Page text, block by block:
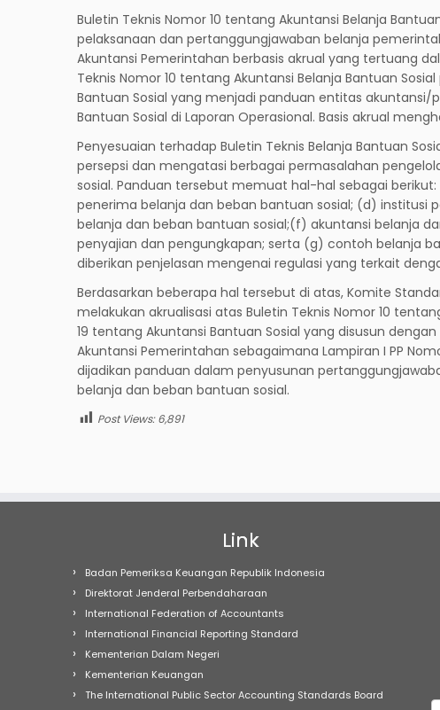
Buletin Teknis Nomor 10 tentang Akuntansi Belanja
pelaksanaan dan pertanggungjawaban belanja
Akuntansi Pemerintahan berbasis akrual yang tertuang
Teknis Nomor 10 tentang Akuntansi Belanja Bantuan
Bantuan Sosial yang menjadi panduan entitas
Bantuan Sosial di Laporan Operasional. Basis akrual
Penyesuaian terhadap Buletin Teknis Belanja Bantuan
persepsi dan mengatasi berbagai permasalahan
sosial. Panduan tersebut memuat hal-hal sebagai
penerima belanja dan beban bantuan sosial; (d) institusi
belanja dan beban bantuan sosial;(f) akuntansi belanja
penyajian dan pengungkapan; serta (g) contoh belanja
diberikan penjelasan mengenai regulasi yang terkait
Berdasarkan beberapa hal tersebut di atas, Komite
melakukan akrualisasi atas Buletin Teknis Nomor 10
19 tentang Akuntansi Bantuan Sosial yang disusun
Akuntansi Pemerintahan sebagaimana Lampiran I PP
dijadikan panduan dalam penyusunan
belanja dan beban bantuan sosial.
Post Views: 6,891
Link
Badan Pemeriksa Keuangan Republik Indonesia
Direktorat Jenderal Perbendaharaan
International Federation of Accountants
International Financial Reporting Standard
Kementerian Dalam Negeri
Kementerian Keuangan
The International Public Sector Accounting Standards Board